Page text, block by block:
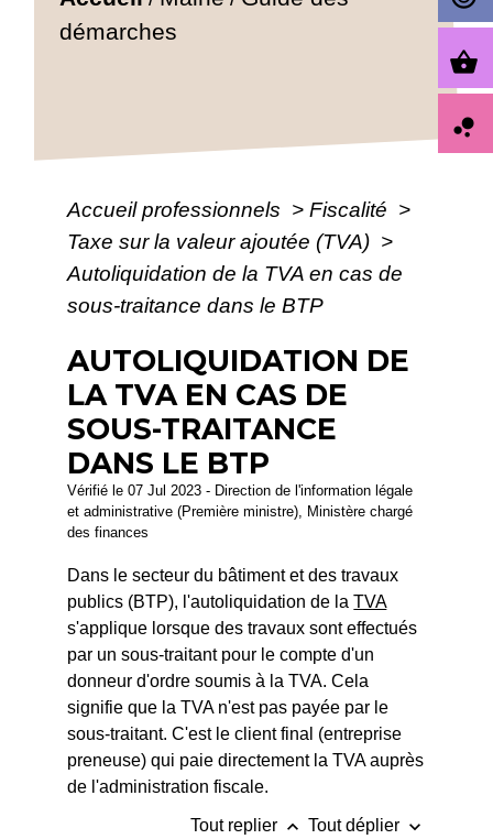
démarches
Accueil professionnels > Fiscalité >
Taxe sur la valeur ajoutée (TVA) >
Autoliquidation de la TVA en cas de
sous-traitance dans le BTP
AUTOLIQUIDATION DE
LA TVA EN CAS DE
SOUS-TRAITANCE
DANS LE BTP
Vérifié le 07 Jul 2023 - Direction de l'information légale
et administrative (Première ministre), Ministère chargé
des finances
Dans le secteur du bâtiment et des travaux
publics (BTP), l'autoliquidation de laTVA
s'applique lorsque des travaux sont effectués
par un sous-traitant pour le compte d'un
donneur d'ordre soumis à la TVA. Cela
signifie que la TVA n'est pas payée par le
sous-traitant. C'est le client final (entreprise
preneuse) qui paie directement la TVA auprès
de l'administration fiscale.
Tout replier keyboard_arrow_up Tout déplier keyboard_arrow_down
shopping_basket
bubble_chart